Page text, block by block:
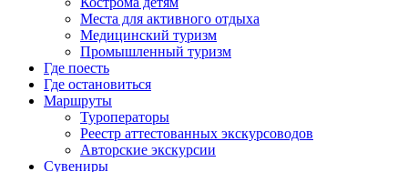
Места для активного отдыха
Медицинский туризм
Промышленный туризм
Где поесть
Где остановиться
Маршруты
Туроператоры
Реестр аттестованных экскурсоводов
Авторские экскурсии
Сувениры